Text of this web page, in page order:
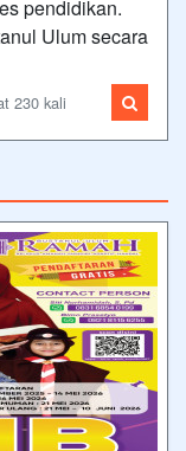
pendidikan.
Ulum secara
230 kali